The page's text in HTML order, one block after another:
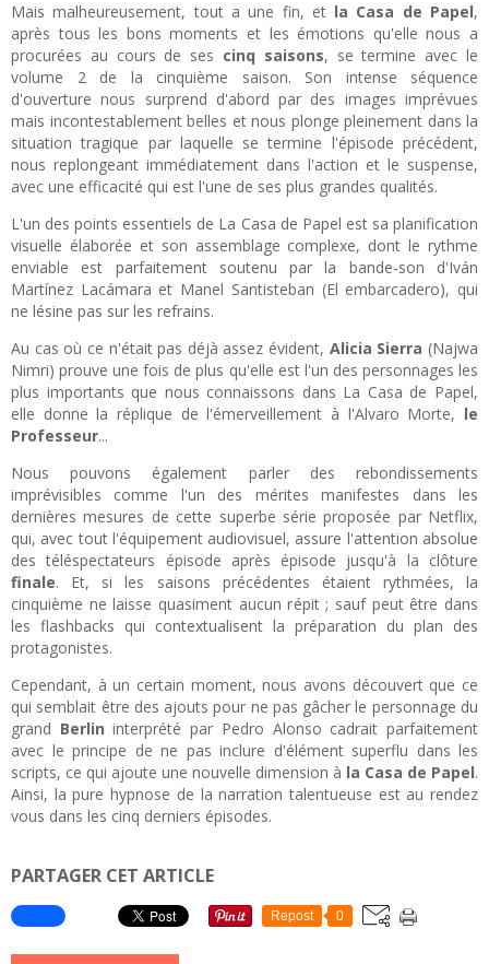
Mais malheureusement, tout a une fin, et la Casa de Papel,
après tous les bons moments et les émotions qu'elle nous a
procurées au cours de ses cinq saisons, se termine avec le
volume 2 de la cinquième saison. Son intense séquence
d'ouverture nous surprend d'abord par des images imprévues
mais incontestablement belles et nous plonge pleinement dans la
situation tragique par laquelle se termine l'épisode précédent,
nous replongeant immédiatement dans l'action et le suspense,
avec une efficacité qui est l'une de ses plus grandes qualités.
L'un des points essentiels de La Casa de Papel est sa planification
visuelle élaborée et son assemblage complexe, dont le rythme
enviable est parfaitement soutenu par la bande-son d'Iván
Martínez Lacámara et Manel Santisteban (El embarcadero), qui
ne lésine pas sur les refrains.
Au cas où ce n'était pas déjà assez évident, Alicia Sierra (Najwa
Nimri) prouve une fois de plus qu'elle est l'un des personnages les
plus importants que nous connaissons dans La Casa de Papel,
elle donne la réplique de l'émerveillement à l'Alvaro Morte, le
Professeur...
Nous pouvons également parler des rebondissements
imprévisibles comme l'un des mérites manifestes dans les
dernières mesures de cette superbe série proposée par Netflix,
qui, avec tout l'équipement audiovisuel, assure l'attention absolue
des téléspectateurs épisode après épisode jusqu'à la clôture
finale. Et, si les saisons précédentes étaient rythmées, la
cinquième ne laisse quasiment aucun répit ; sauf peut être dans
les flashbacks qui contextualisent la préparation du plan des
protagonistes.
Cependant, à un certain moment, nous avons découvert que ce
qui semblait être des ajouts pour ne pas gâcher le personnage du
grand Berlin interprété par Pedro Alonso cadrait parfaitement
avec le principe de ne pas inclure d'élément superflu dans les
scripts, ce qui ajoute une nouvelle dimension à la Casa de Papel.
Ainsi, la pure hypnose de la narration talentueuse est au rendez
vous dans les cinq derniers épisodes.
PARTAGER CET ARTICLE
Repost 0